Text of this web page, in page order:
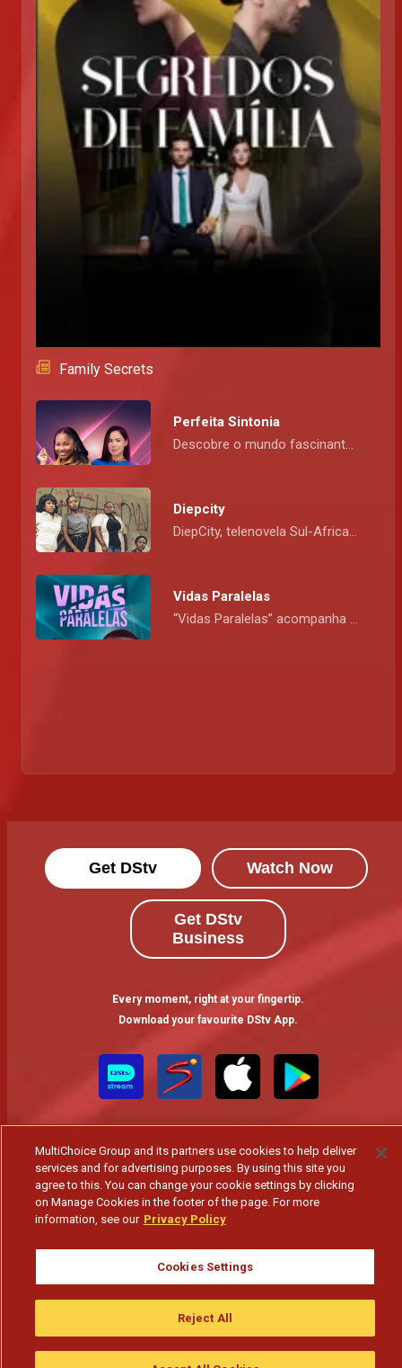
Perfeita Sintonia
Descobre o mundo fascinante das estrelas com Perfeita Sintonia - o programa que une moda, beleza e lifestyle num só espaço cheio de charme, autenticidade e inspiração. Apresentado por Mara Herequechand e Eliane Silva, todos os sábados no canal do povo, Kwenda Magic (p.505 da DStv)
Diepcity
DiepCity, telenovela Sul-Africana, drama Kwenda Magic, Diepsloot, Nox, Lerato, Asanda, Sne, Mgedeza, crime, sobrevivência, pobreza, redenção, histórias africanas, gueto, suspense
Vidas Paralelas
“Vidas Paralelas” acompanha a ascensão, queda e redenção da família Cumbe num percurso marcado por sobrevivência, segredos perigosos, ambição e amores fracturados entre a Manhiça e as ruas intensas de Maputo.
Family Secrets
Get DStv Watch Now
Get DStv
Business
Every moment, right at your fingertip.
Download your favourite DStv App.
MultiChoice Website
Privacy & Cookie Notice
Gerir Cookies
© 2025 MultiChoice Africa Holdings BV. All rights reserved
MultiChoice Group and its partners use cookies to help deliver
services and for advertising purposes. By using this site you
agree to this. You can change your cookie settings by clicking
on Manage Cookies in the footer of the page. For more
information, see our Privacy Policy
Cookies Settings
Reject All